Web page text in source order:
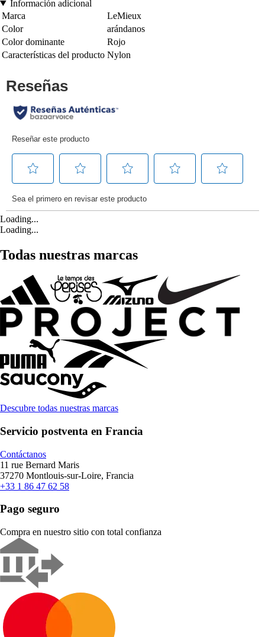
Información adicional
Marca
LeMieux
Color
arándanos
Color dominante
Rojo
Características del producto Nylon
Loading...
Loading...
Todas nuestras marcas
Descubre todas nuestras marcas
Servicio postventa en Francia
Contáctanos
11 rue Bernard Maris
37270 Montlouis-sur-Loire, Francia
+33 1 86 47 62 58
Pago seguro
Compra en nuestro sitio con total confianza